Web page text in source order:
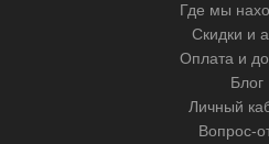
Где мы
Скидки и
Оплата и
Блог
Личный
Вопрос-